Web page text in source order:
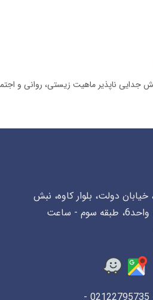
جدایی ناپذیر ماهیت زیستی، روانی و
خیابان دولت، بلوار کاوه، نبش
اخلاقی غربی، پلاک29، واحد6، طبقه سوم - ساعت